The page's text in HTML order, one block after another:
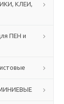
КЛЕИ,
ПЕН и